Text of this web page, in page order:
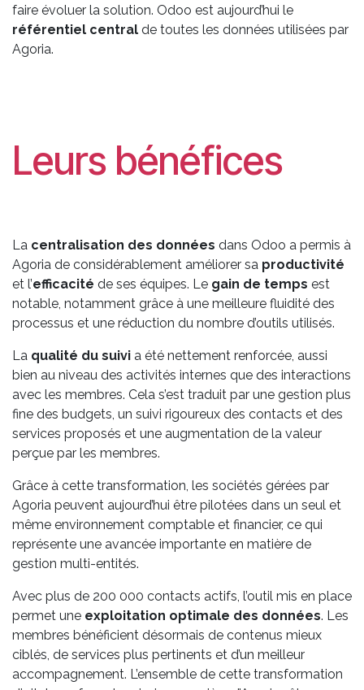
faire évoluer la solution. Odoo est aujourd’hui le
référentiel central de toutes les données utilisées par
Agoria.
Leurs bénéfices
La centralisation des données dans Odoo a permis à
Agoria de considérablement améliorer sa productivité
et l’efficacité de ses équipes. Le gain de temps est
notable, notamment grâce à une meilleure fluidité des
processus et une réduction du nombre d’outils utilisés.
La qualité du suivi a été nettement renforcée, aussi
bien au niveau des activités internes que des interactions
avec les membres. Cela s’est traduit par une gestion plus
fine des budgets, un suivi rigoureux des contacts et des
services proposés et une augmentation de la valeur
perçue par les membres.
Grâce à cette transformation, les sociétés gérées par
Agoria peuvent aujourd’hui être pilotées dans un seul et
même environnement comptable et financier, ce qui
représente une avancée importante en matière de
gestion multi-entités.
Avec plus de 200 000 contacts actifs, l’outil mis en place
permet une exploitation optimale des données. Les
membres bénéficient désormais de contenus mieux
ciblés, de services plus pertinents et d’un meilleur
accompagnement. L’ensemble de cette transformation